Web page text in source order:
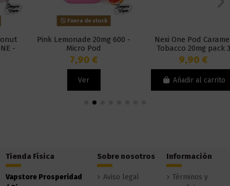
Fuera de stock
Pink Lemonade 20mg 600 -
Micro Pod
7,90 €
Nexi One Pod Caramel
Tobacco 20mg pack 3
Unidades - Aspire
9,90 €
Añadir al carrito
Tienda Física
Vapstore Prosperidad
Sobre nosotros
Aviso legal
Información
Términos y